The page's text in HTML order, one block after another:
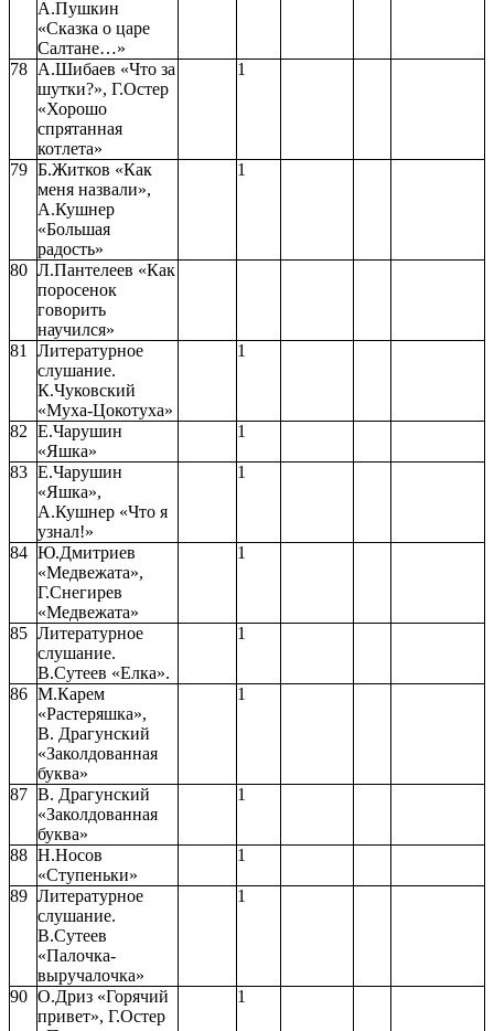
А.Пушкин
«Сказка о царе
Салтане…»
78 А.Шибаев «Что за
шутки?», Г.Остер
«Хорошо
спрятанная
котлета»
1
79 Б.Житков «Как
меня назвали»,
А.Кушнер
«Большая
радость»
1
80 Л.Пантелеев «Как
поросенок
говорить
научился»
81
Литературное
слушание.
К.Чуковский
«Муха-Цокотуха»
1
82 Е.Чарушин
«Яшка»
1
83 Е.Чарушин
«Яшка»,
А.Кушнер «Что я
узнал!»
1
84 Ю.Дмитриев
«Медвежата»,
Г.Снегирев
«Медвежата»
1
85 Литературное
слушание.
В.Сутеев «Елка».
1
86 М.Карем
«Растеряшка»,
В. Драгунский
«Заколдованная
буква»
1
87 В. Драгунский
«Заколдованная
буква»
1
88 Н.Носов
«Ступеньки»
1
89 Литературное
слушание.
В.Сутеев
«Палочка-
выручалочка»
1
90 О.Дриз «Горячий
привет», Г.Остер
1